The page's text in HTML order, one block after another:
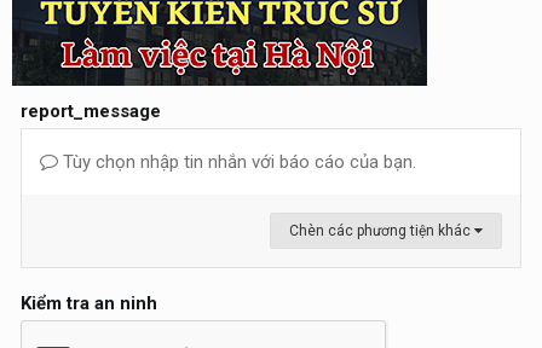
report_message
Tùy chọn nhập tin nhắn với báo cáo của bạn.
Chèn các phương tiện khác
Kiểm tra an ninh